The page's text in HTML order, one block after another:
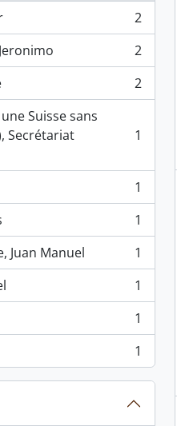
2
2
2
Suisse sans
Secrétariat
1
1
1
Juan Manuel
1
1
1
1